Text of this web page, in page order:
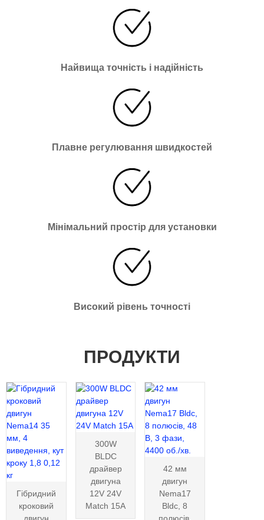
Найвища точність і надійність
Плавне регулювання швидкостей
Мінімальний простір для установки
Високий рівень точності
ПРОДУКТИ
Гібридний
кроковий
двигун
300W
BLDC
драйвер
двигуна
12V 24V
Match 15A
42 мм
двигун
Nema17
Bldc, 8
полюсів,